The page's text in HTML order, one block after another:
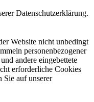
Datenschutzerklärung.
Website nicht unbedingt
personenbezogener
andere eingebettete
erforderliche Cookies
Sie auf unserer